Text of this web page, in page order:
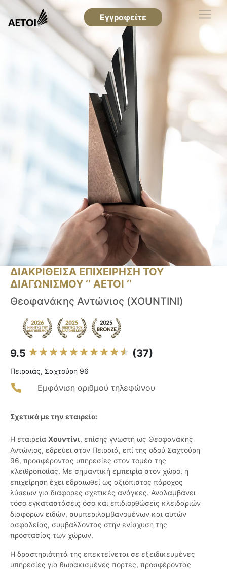
Εγγραφείτε
ΔΙΑΚΡΙΘΕΙΣΑ ΕΠΙΧΕΙΡΗΣΗ ΤΟΥ
ΔΙΑΓΩΝΙΣΜΟΥ ‘’ ΑΕΤΟΙ ‘’
Θεοφανάκης Αντώνιος (XOUNTINI)
9.5 (37)
Πειραιάς, Σαχτούρη 96
Εμφάνιση αριθμού τηλεφώνου
Σχετικά με την εταιρεία:
Η εταιρεία Χουντίνι, επίσης γνωστή ως Θεοφανάκης
Αντώνιος, εδρεύει στον Πειραιά, επί της οδού Σαχτούρη
96, προσφέροντας υπηρεσίες στον τομέα της
κλειθροποιίας. Με σημαντική εμπειρία στον χώρο, η
επιχείρηση έχει εδραιωθεί ως αξιόπιστος πάροχος
λύσεων για διάφορες σχετικές ανάγκες. Αναλαμβάνει
τόσο εγκαταστάσεις όσο και επιδιορθώσεις κλειδαριών
διαφόρων ειδών, συμπεριλαμβανομένων και αυτών
ασφαλείας, συμβάλλοντας στην ενίσχυση της
προστασίας των χώρων.
Η δραστηριότητά της επεκτείνεται σε εξειδικευμένες
υπηρεσίες για θωρακισμένες πόρτες, προσφέροντας